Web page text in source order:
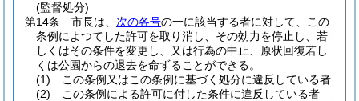
(監督処分)
第14条
市長は、 次の各号の一に該当する者に対して、この
条例によつてした許可を取り消し、その効力を停止し、若
しくはその条件を変更し、又は行為の中止、原状回復若し
くは公園からの退去を命ずることができる。
(1)
この条例又はこの条例に基づく処分に違反している者
(2)
この条例による許可に付した条件に違反している者